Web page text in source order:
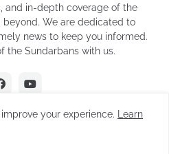
and in-depth coverage of the
beyond. We are dedicated to
news to keep you informed.
the Sundarbans with us.
your experience.
Learn